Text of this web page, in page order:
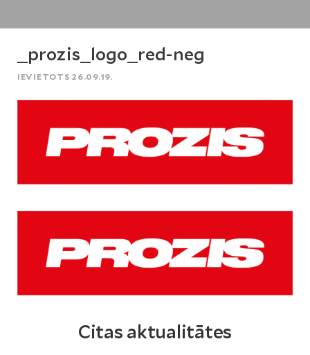
_prozis_logo_red-neg
IEVIETOTS 26.09.19.
Citas aktualitātes